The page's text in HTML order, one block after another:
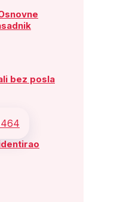
bez posla